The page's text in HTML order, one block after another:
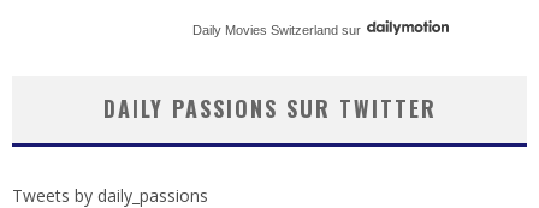
Daily Movies Switzerland sur
DAILY PASSIONS SUR TWITTER
Tweets by daily_passions